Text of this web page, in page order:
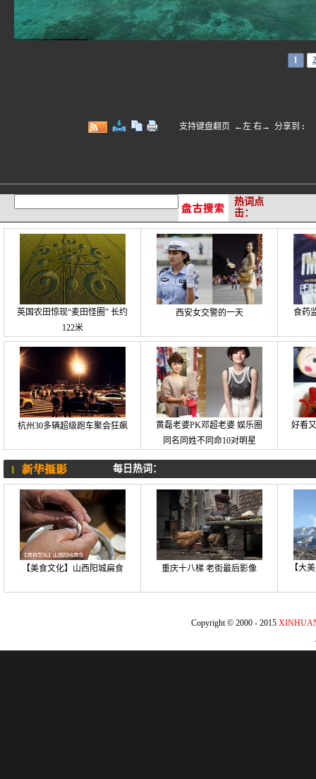
1 2
支持键盘翻页 ←左 右→ 分享到 :
热词点
击：
英国农田惊现“麦田怪圈” 长约
122米
西安女交警的一天 食药
杭州30多辆超级跑车聚会狂飙
黄磊老婆PK邓超老婆 娱乐圈
同名同姓不同命10对明星
好看
每日热词：
【美食文化】山西阳城扁食 重庆十八梯 老街最后影像 【大
Copyright © 2000 - 2015